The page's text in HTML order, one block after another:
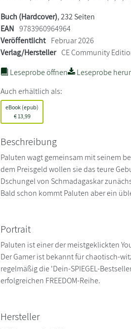
Buch (Hardcover), 232 Seiten
EAN 9783960964964
Veröffentlicht Februar 2026
Verlag/Hersteller CE Community
Leseprobe öffnen
Leseprobe
Auch erhältlich als:
eBook (epub)
€13,99
Beschreibung
Paluten wagt gemeinsam mit seinem
dem Preisgeld wollen sie das teure
Dschungel von Schmadagaskar
Bald schon kommt Paluten aber ein
Portrait
Paluten ist einer der meistgeklickten
Der Gamer ist bekannt für chaotisch-
regelmäßig die 'Dein-SPIEGEL-
erfolgreichen FREEDOM-Reihe.
Hersteller